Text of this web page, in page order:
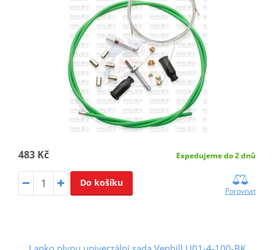
483 Kč Expedujeme do 2 dnů
Do košíku
Porovnat